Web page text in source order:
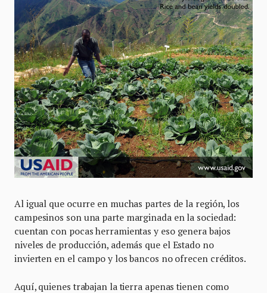
Al igual que ocurre en muchas partes de la región, los
campesinos son una parte marginada en la sociedad:
cuentan con pocas herramientas y eso genera bajos
niveles de producción, además que el Estado no
invierten en el campo y los bancos no ofrecen créditos.
Aquí, quienes trabajan la tierra apenas tienen como